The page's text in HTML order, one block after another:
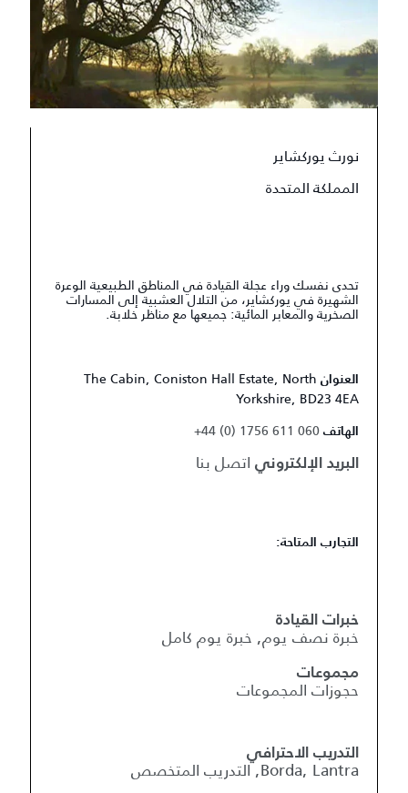
نورث يوركشاير
المملكة المتحدة
تحدى نفسك وراء عجلة القيادة في المناطق الطبيعية الوعرة
الشهيرة في يوركشاير، من التلال العشبية إلى المسارات
الصخرية والمعابر المائية: جميعها مع مناظر خلابة.
العنوان The Cabin, Coniston Hall Estate, North
Yorkshire, BD23 4EA
الهاتف +44 (0) 1756 611 060
البريد الإلكتروني اتصل بنا
التجارب المتاحة:
خبرات القيادة
خبرة نصف يوم, خبرة يوم كامل
مجموعات
حجوزات المجموعات
التدريب الاحترافي
Borda, Lantra, التدريب المتخصص